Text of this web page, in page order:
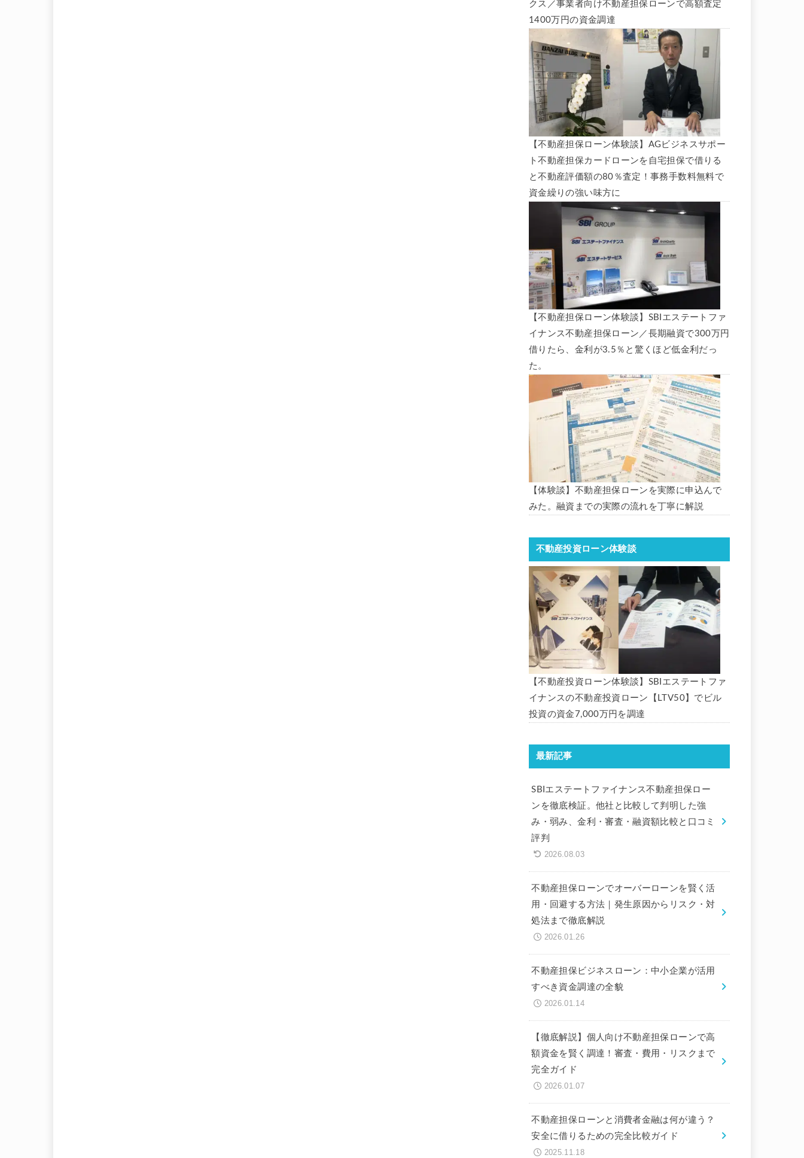
クス／事業者向け不動産担保ローンで高額査定
1400万円の資金調達
【不動産担保ローン体験談】AGビジネスサポー
ト不動産担保カードローンを自宅担保で借りる
と不動産評価額の80％査定！事務手数料無料で
資金繰りの強い味方に
【不動産担保ローン体験談】SBIエステートファ
イナンス不動産担保ローン／長期融資で300万円
借りたら、金利が3.5％と驚くほど低金利だっ
た。
【体験談】不動産担保ローンを実際に申込んで
みた。融資までの実際の流れを丁寧に解説
不動産投資ローン体験談
【不動産投資ローン体験談】SBIエステートファ
イナンスの不動産投資ローン【LTV50】でビル
投資の資金7,000万円を調達
最新記事
SBIエステートファイナンス不動産担保ロー
ンを徹底検証。他社と比較して判明した強
み・弱み、金利・審査・融資額比較と口コミ
評判
2026.08.03
不動産担保ローンでオーバーローンを賢く活
用・回避する方法｜発生原因からリスク・対
処法まで徹底解説
2026.01.26
不動産担保ビジネスローン：中小企業が活用
すべき資金調達の全貌
2026.01.14
【徹底解説】個人向け不動産担保ローンで高
額資金を賢く調達！審査・費用・リスクまで
完全ガイド
2026.01.07
不動産担保ローンと消費者金融は何が違う？
安全に借りるための完全比較ガイド
2025.11.18